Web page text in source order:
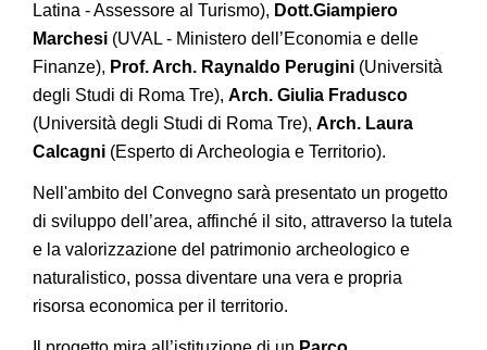
Latina - Assessore al Turismo), Dott.Giampiero
Marchesi (UVAL - Ministero dell’Economia e delle
Finanze), Prof. Arch. Raynaldo Perugini (Università
degli Studi di Roma Tre), Arch. Giulia Fradusco
(Università degli Studi di Roma Tre), Arch. Laura
Calcagni (Esperto di Archeologia e Territorio).
Nell'ambito del Convegno sarà presentato un progetto
di sviluppo dell’area, affinché il sito, attraverso la tutela
e la valorizzazione del patrimonio archeologico e
naturalistico, possa diventare una vera e propria
risorsa economica per il territorio.